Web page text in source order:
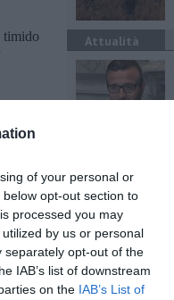
of your personal or
opt-out section to
processed you may
by us or personal
separately opt-out of the
IAB’s list of downstream
on the IAB’s List of
timido
Attualità
Attualità